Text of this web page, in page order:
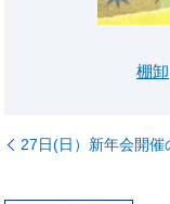
棚卸
27日(日）新年会開催